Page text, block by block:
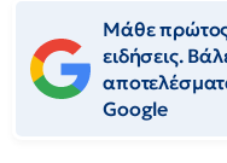
Μάθε πρώτος
ειδήσεις.
Google